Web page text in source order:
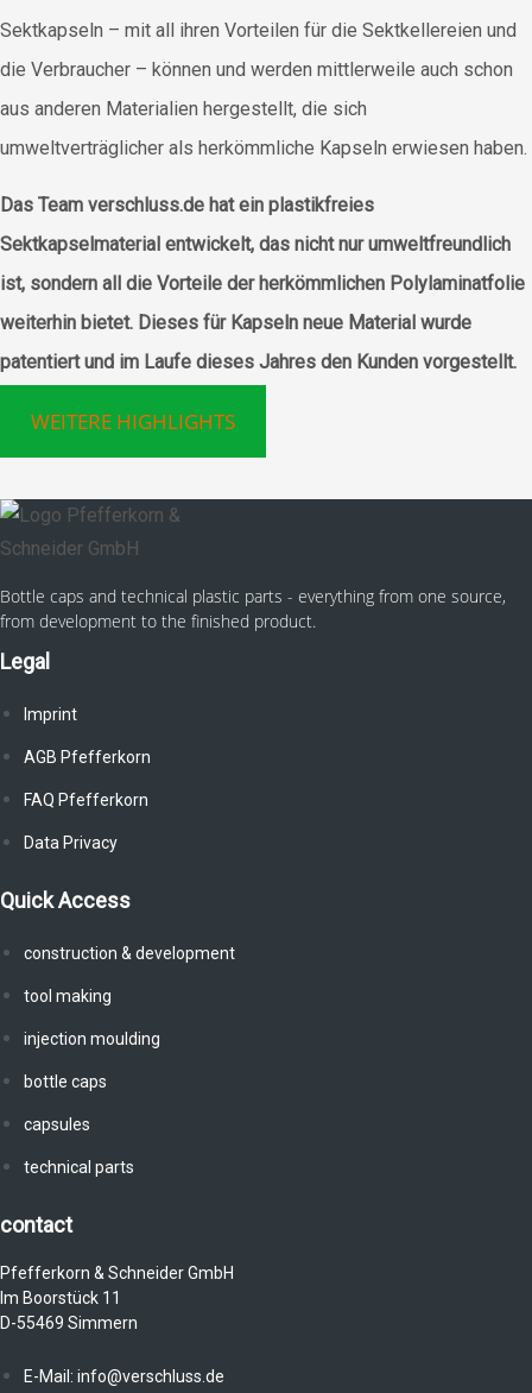
Sektkapseln – mit all ihren Vorteilen für die Sektkellereien und
die Verbraucher – können und werden mittlerweile auch schon
aus anderen Materialien hergestellt, die sich
umweltverträglicher als herkömmliche Kapseln erwiesen haben.
Das Team verschluss.de hat ein plastikfreies
Sektkapselmaterial entwickelt, das nicht nur umweltfreundlich
ist, sondern all die Vorteile der herkömmlichen Polylaminatfolie
weiterhin bietet. Dieses für Kapseln neue Material wurde
patentiert und im Laufe dieses Jahres den Kunden vorgestellt.
WEITERE HIGHLIGHTS
Bottle caps and technical plastic parts - everything from one source,
from development to the finished product.
Legal
Imprint
AGB Pfefferkorn
FAQ Pfefferkorn
Data Privacy
Quick Access
construction & development
tool making
injection moulding
bottle caps
capsules
technical parts
contact
Pfefferkorn & Schneider GmbH
Im Boorstück 11
D-55469 Simmern
E-Mail: info@verschluss.de